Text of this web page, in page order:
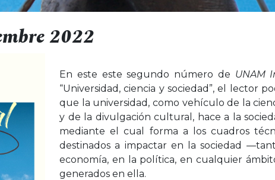
2022
En este este segundo número de UNAM
“Universidad, ciencia y sociedad”, el lector
que la universidad, como vehículo de la
y de la divulgación cultural, hace a la
mediante el cual forma a los cuadros
destinados a impactar en la sociedad
economía, en la política, en cualquier
generados en ella.